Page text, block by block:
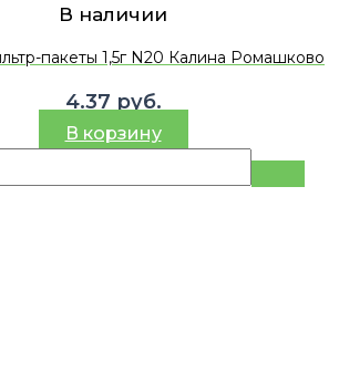
В наличии
пакеты 1,5г N20 Калина Ромашково
4.37 руб.
В корзину